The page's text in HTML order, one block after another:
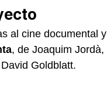
al cine documental y
, de Joaquim Jordà,
Goldblatt.